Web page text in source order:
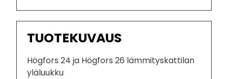
TUOTEKUVAUS
Högfors 24 ja Högfors 26 lämmityskattilan
yläluukku